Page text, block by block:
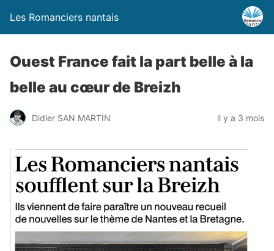
Les Romanciers nantais
Ouest France fait la part belle à la
belle au cœur de Breizh
Didier SAN MARTIN il y a 3 mois